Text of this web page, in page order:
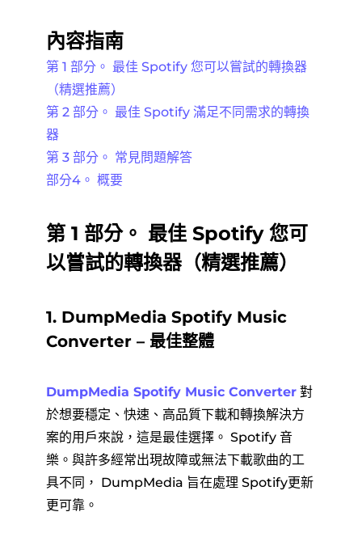
內容指南
第 1 部分。 最佳 Spotify 您可以嘗試的轉換器
（精選推薦）
第 2 部分。 最佳 Spotify 滿足不同需求的轉換
器
第 3 部分。 常見問題解答
部分4。 概要
第 1 部分。 最佳 Spotify 您可
以嘗試的轉換器（精選推薦）
1. DumpMedia Spotify Music
Converter – 最佳整體
DumpMedia Spotify Music Converter對
於想要穩定、快速、高品質下載和轉換解決方
案的用戶來說，這是最佳選擇。 Spotify 音
樂。與許多經常出現故障或無法下載歌曲的工
具不同， DumpMedia 旨在處理 Spotify更新
更可靠。